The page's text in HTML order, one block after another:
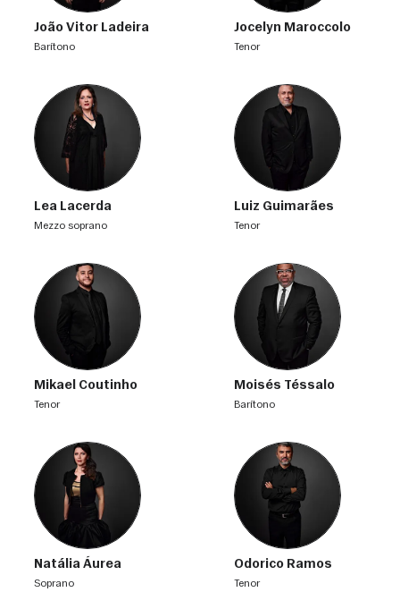
João Vitor Ladeira
barítono
Jocelyn Maroccolo
tenor
Lea Lacerda
mezzo soprano
Luiz Guimarães
tenor
Mikael Coutinho
tenor
Moisés Téssalo
barítono
Natália Áurea
soprano
Odorico Ramos
tenor